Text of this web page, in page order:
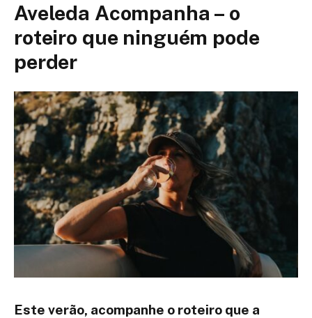
Aveleda Acompanha – o
roteiro que ninguém pode
perder
Este verão, acompanhe o roteiro que a